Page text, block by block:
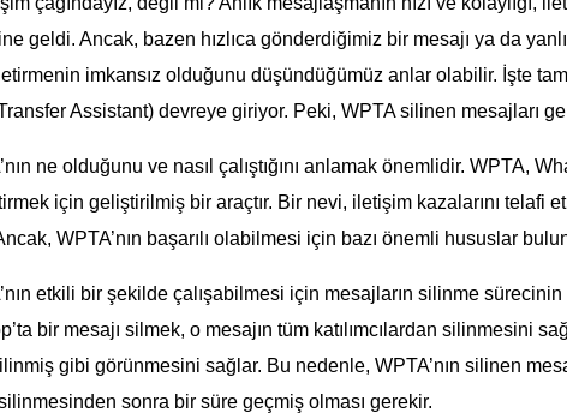
geldi. Ancak, bazen hızlıca gönderdiğimiz bir mesajı ya da
imkansız olduğunu düşündüğümüz anlar olabilir. İşte
Assistant) devreye giriyor. Peki, WPTA silinen mesajları
ne olduğunu ve nasıl çalıştığını anlamak önemlidir. WPTA,
için geliştirilmiş bir araçtır. Bir nevi, iletişim kazalarını telafi
WPTA’nın başarılı olabilmesi için bazı önemli hususlar
etkili bir şekilde çalışabilmesi için mesajların silinme sürecinin
bir mesajı silmek, o mesajın tüm katılımcılardan silinmesini
gibi görünmesini sağlar. Bu nedenle, WPTA’nın silinen
sonra bir süre geçmiş olması gerekir.